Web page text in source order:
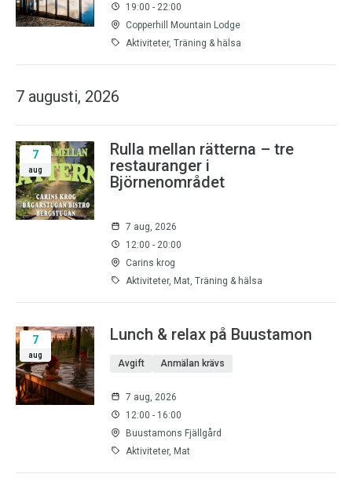
19:00 - 22:00
Copperhill Mountain Lodge
Aktiviteter, Träning & hälsa
7 augusti, 2026
7
aug
Rulla mellan rätterna – tre
restauranger i
Björnenområdet
7 aug, 2026
12:00 - 20:00
Carins krog
Aktiviteter, Mat, Träning & hälsa
7
aug
Lunch & relax på Buustamon
Avgift Anmälan krävs
7 aug, 2026
12:00 - 16:00
Buustamons Fjällgård
Aktiviteter, Mat